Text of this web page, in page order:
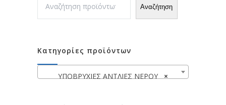
Αναζήτηση
Κατηγορίες προϊόντων
×
ΥΠΟΒΡΥΧΙΕΣ ΑΝΤΛΙΕΣ ΝΕΡΟΥ